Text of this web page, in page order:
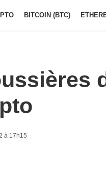
BITCOIN (BTC)
à 17h15